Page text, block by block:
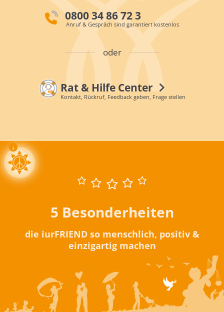
0800 34 86 72 3
Anruf & Gespräch sind garantiert kostenlos
oder
Rat & Hilfe Center
Kontakt, Rückruf, Feedback geben, Frage stellen
5 Besonderheiten
die iurFRIEND so menschlich, positiv &
einzigartig machen